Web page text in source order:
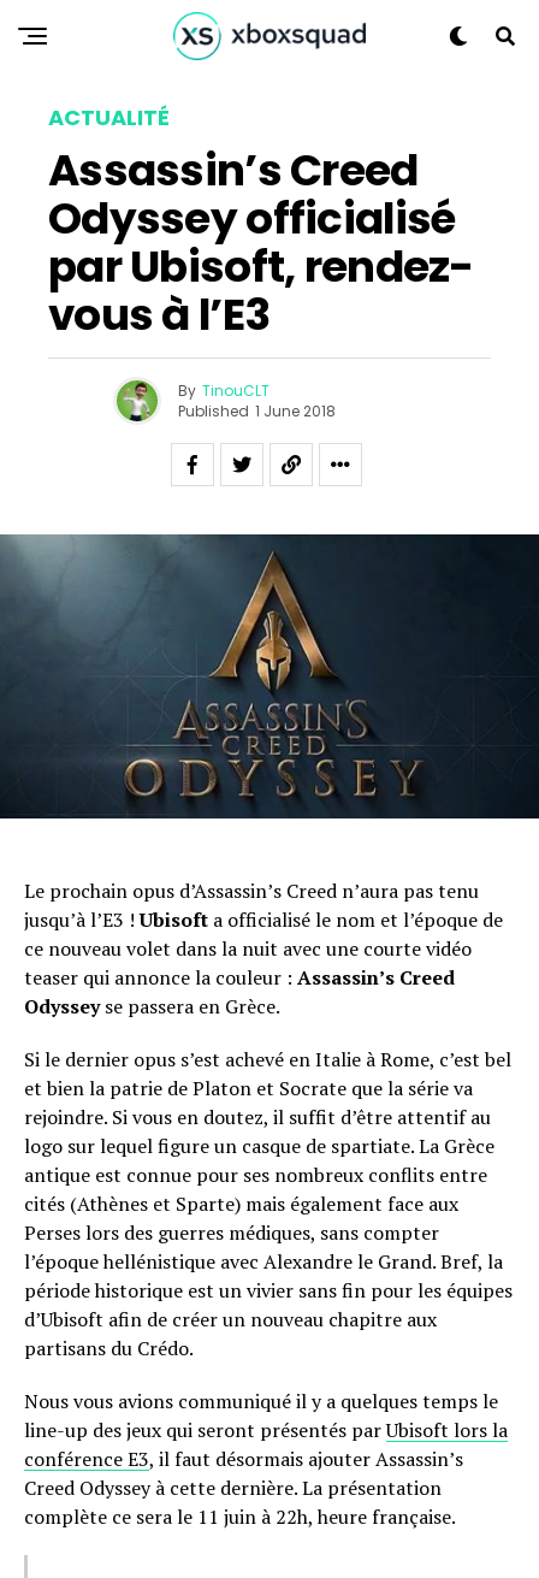
ACTUALITÉ
Assassin’s Creed
Odyssey officialisé
par Ubisoft, rendez-
vous à l’E3
By TinouCLT
Published 1 June 2018
Le prochain opus d’Assassin’s Creed n’aura pas tenu
jusqu’à l’E3 !Ubisoft a officialisé le nom et l’époque de
ce nouveau volet dans la nuit avec une courte vidéo
teaser qui annonce la couleur : Assassin’s Creed
Odysseyse passera en Grèce.
Si le dernier opus s’est achevé en Italie à Rome, c’est bel
et bien la patrie de Platon et Socrate que la série va
rejoindre. Si vous en doutez, il suffit d’être attentif au
logo sur lequel figure un casque de spartiate. La Grèce
antique est connue pour ses nombreux conflits entre
cités (Athènes et Sparte) mais également face aux
Perses lors des guerres médiques, sans compter
l’époque hellénistique avec Alexandre le Grand. Bref, la
période historique est un vivier sans fin pour les équipes
d’Ubisoft afin de créer un nouveau chapitre aux
partisans du Crédo.
Nous vous avions communiqué il y a quelques temps le
line-up des jeux qui seront présentés parUbisoft lors la
conférence E3, il faut désormais ajouter Assassin’s
Creed Odyssey à cette dernière. La présentation
complète ce sera le 11 juin à 22h, heure française.